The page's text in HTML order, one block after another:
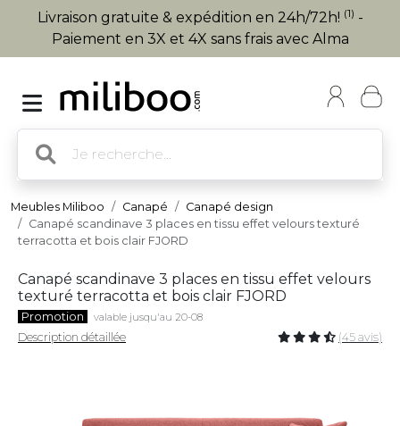
Livraison gratuite & expédition en 24h/72h! (1) -
Paiement en 3X et 4X sans frais avec Alma
Meubles Miliboo Canapé
Canapé design
Canapé scandinave 3 places en tissu effet velours texturé
terracotta et bois clair FJORD
Canapé scandinave 3 places en tissu effet velours
texturé terracotta et bois clair FJORD
Promotion valable jusqu'au 20-08
Description détaillée (45 avis)